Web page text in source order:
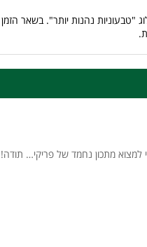
"טבעוניות נהנות יותר". בשאר
מתכון נחמד של פריקי… תודה!